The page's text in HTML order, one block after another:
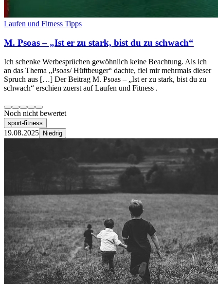
Laufen und Fitness Tipps
M. Psoas – „Ist er zu stark, bist du zu schwach“
Ich schenke Werbesprüchen gewöhnlich keine Beachtung. Als ich
an das Thema „Psoas/ Hüftbeuger“ dachte, fiel mir mehrmals dieser
Spruch aus […] Der Beitrag M. Psoas – „Ist er zu stark, bist du zu
schwach“ erschien zuerst auf Laufen und Fitness .
Noch nicht bewertet
sport-fitness
19.08.2025 Niedrig